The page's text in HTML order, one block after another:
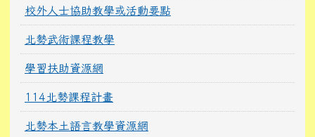
校外人士協助教學或活動要點
北勢武術課程教學
學習扶助資源網
114北勢課程計畫
北勢本土語言教學資源網